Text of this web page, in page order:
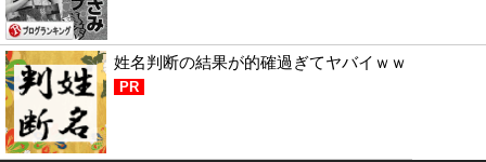
姓名判断の結果が的確過ぎてヤバイｗｗ
PR